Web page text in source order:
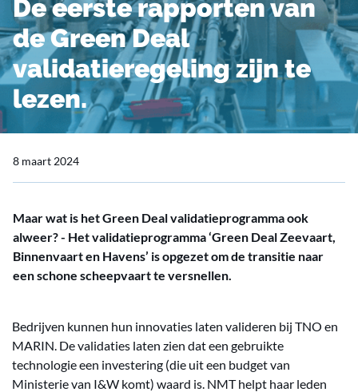
De eerste rapporten van
de Green Deal
validatieregeling zijn te
lezen.
8 maart 2024
Maar wat is het Green Deal validatieprogramma ook
alweer? - Het validatieprogramma ‘Green Deal Zeevaart,
Binnenvaart en Havens’ is opgezet om de transitie naar
een schone scheepvaart te versnellen.
Bedrijven kunnen hun innovaties laten valideren bij TNO en
MARIN. De validaties laten zien dat een gebruikte
technologie een investering (die uit een budget van
Ministerie van I&W komt) waard is. NMT helpt haar leden